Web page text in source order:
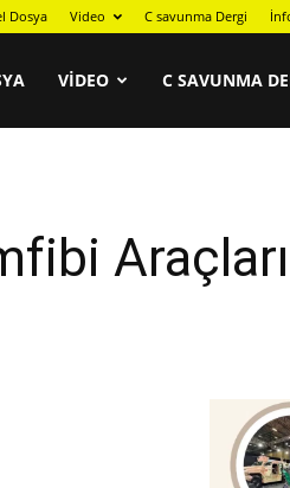
Dosya Video C savunma Dergi
VIDEO C SAVUNMA